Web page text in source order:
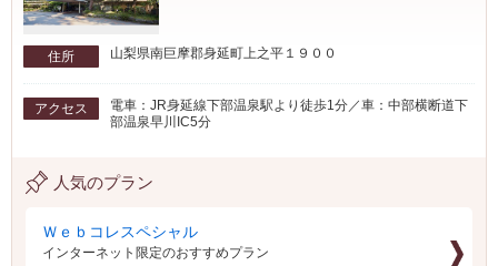
住所 山梨県南巨摩郡身延町上之平１９００
アクセス
電車：JR身延線下部温泉駅より徒歩1分／車：中部横断道下
部温泉早川IC5分
人気のプラン
Ｗｅｂコレスペシャル
インターネット限定のおすすめプラン